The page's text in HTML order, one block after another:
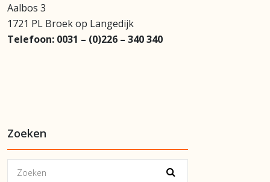
Aalbos 3
1721 PL Broek op Langedijk
Telefoon: 0031 – (0)226 – 340 340
Zoeken